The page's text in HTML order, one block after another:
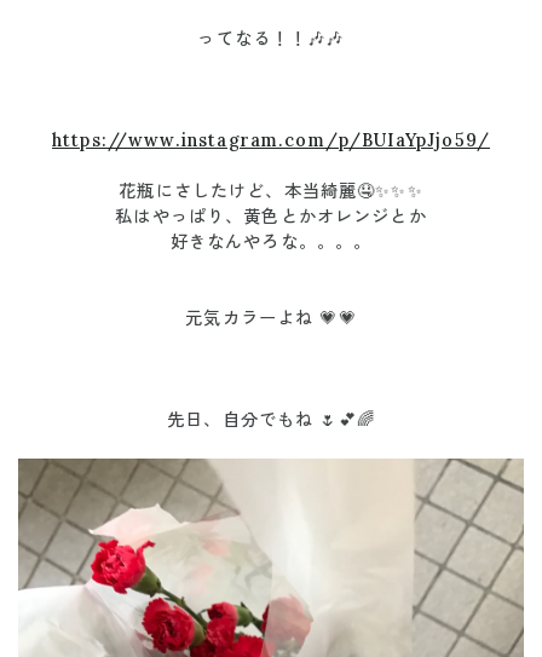
ってなる！！🎶🎶
https://www.instagram.com/p/BUIaYpJjo59/
花瓶にさしたけど、本当綺麗🤤✨✨✨
私はやっぱり、黄色とかオレンジとか
好きなんやろな。。。。
元気カラーよね 💗💗
先日、自分でもね 🌷💕🌈